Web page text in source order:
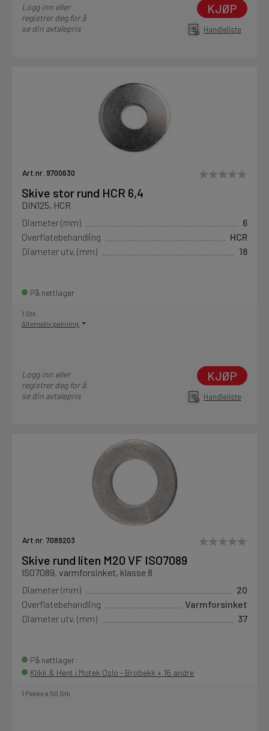
Logg inn eller
registrer deg for å
se din avtalepris
KJØP
Handleliste
Art.nr. 9700630
Skive stor rund HCR 6,4
DIN125, HCR
Diameter (mm)
6
Overflatebehandling
HCR
Diameter utv. (mm)
18
På nettlager
1 Stk
Alternativ pakning
Logg inn eller
registrer deg for å
se din avtalepris
KJØP
Handleliste
Art.nr. 7089203
Skive rund liten M20 VF ISO7089
ISO7089, varmforsinket, klasse 8
Diameter (mm)
20
Overflatebehandling
Varmforsinket
Diameter utv. (mm)
37
På nettlager
Klikk & Hent i Motek Oslo - Brobekk + 16 andre
1 Pakke a 50 Stk